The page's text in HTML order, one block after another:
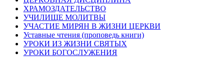
ХРАМОЗДАТЕЛЬСТВО
УЧИЛИЩЕ МОЛИТВЫ
УЧАСТИЕ МИРЯН В ЖИЗНИ ЦЕРКВИ
Уставные чтения (проповедь книги)
УРОКИ ИЗ ЖИЗНИ СВЯТЫХ
УРОКИ БОГОСЛУЖЕНИЯ